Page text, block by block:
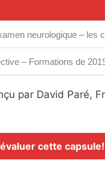
neurologique – les
– Formations de
par David Paré,
cette capsule!